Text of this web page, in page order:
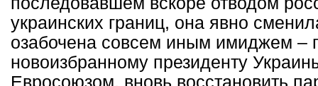
украинских границ, она явно
озабочена совсем иным имиджем –
новоизбранному президенту
Евросоюзом, вновь восстановить